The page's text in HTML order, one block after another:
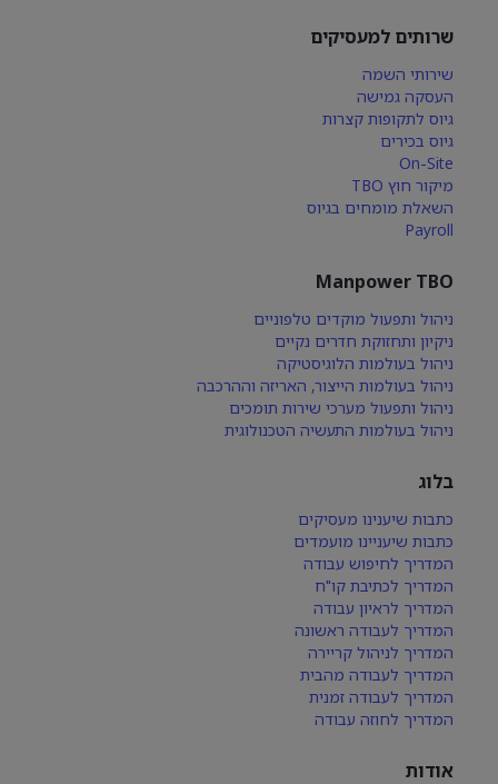
שרותים למעסיקים
שירותי השמה
העסקה גמישה
גיוס לתקופות קצרות
גיוס בכירים
On-Site
מיקור חוץ TBO
השאלת מומחים בגיוס
Payroll
Manpower TBO
ניהול ותפעול מוקדים טלפוניים
ניקיון ותחזוקת חדרים נקיים
ניהול בעולמות הלוגיסטיקה
ניהול בעולמות הייצור, האריזה וההרכבה
ניהול ותפעול מערכי שירות תומכים
ניהול בעולמות התעשיה הטכנולוגית
בלוג
כתבות שיענינו מעסיקים
כתבות שיעניינו מועמדים
המדריך לחיפוש עבודה
המדריך לכתיבת קו"ח
המדריך לראיון עבודה
המדריך לעבודה ראשונה
המדריך לניהול קריירה
המדריך לעבודה מהבית
המדריך לעבודה זמנית
המדריך לחוזה עבודה
אודות